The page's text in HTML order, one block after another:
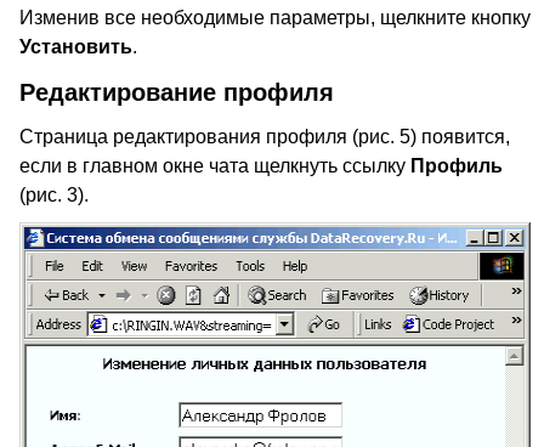
Изменив все необходимые параметры, щелкните кнопку
Установить.
Редактирование профиля
Страница редактирования профиля (рис. 5) появится,
если в главном окне чата щелкнуть ссылку Профиль
(рис. 3).